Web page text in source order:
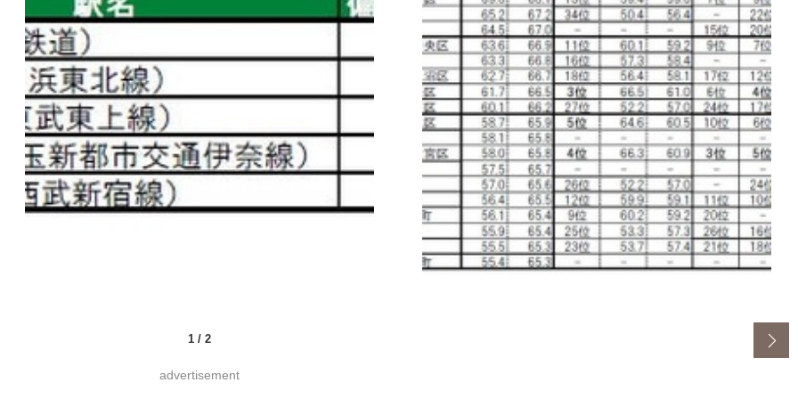
1 / 2
advertisement